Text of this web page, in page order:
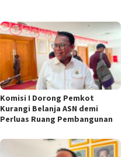
Komisi I Dorong Pemkot
Kurangi Belanja ASN demi
Perluas Ruang Pembangunan